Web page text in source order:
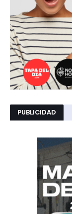
PUBLICIDAD